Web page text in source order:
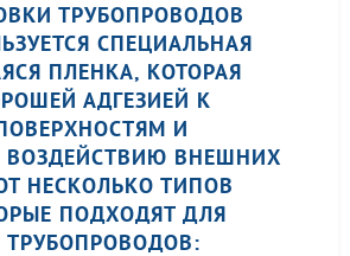
ТРУБОПРОВОДОВ
СПЕЦИАЛЬНАЯ
ПЛЕНКА, КОТОРАЯ
АДГЕЗИЕЙ К
И
ВОЗДЕЙСТВИЮ ВНЕШНИХ
НЕСКОЛЬКО ТИПОВ
ПОДХОДЯТ ДЛЯ